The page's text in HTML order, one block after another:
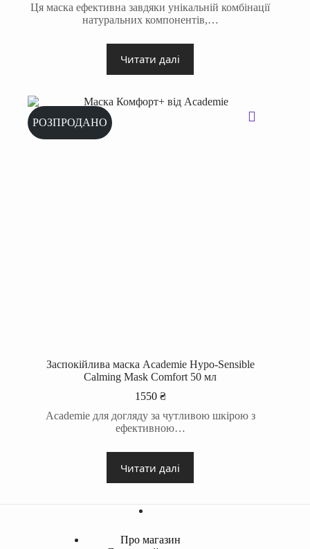
Ця маска ефективна завдяки унікальній комбінації
натуральних компонентів,…
Читати далі
РОЗПРОДАНО
Заспокійлива маска Academie Hypo-Sensible
Calming Mask Comfort 50 мл
1550 ₴
Academie для догляду за чутливою шкірою з
ефективною…
Читати далі
Про магазин